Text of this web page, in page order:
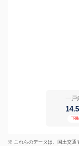
一戸
下降
※ これらのデータは、国土交通